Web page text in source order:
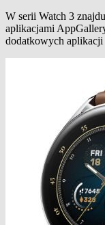
W serii Watch 3
aplikacjami
dodatkowych aplikacji